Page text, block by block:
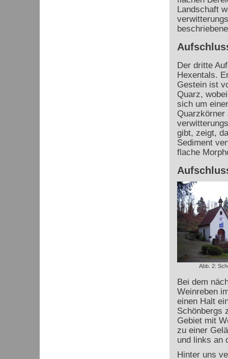
Landschaft
Der dritte
Hexentals.
Gestein ist
Quarz,
sich um
Quarzkörner
gibt, zeigt,
Sediment
flache
Abb. 2:
Bei dem
Weinreben
einen Halt
Schönbergs
Gebiet mit
zu einer
und links an
Hinter uns